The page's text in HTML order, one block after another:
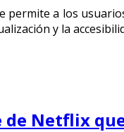
permite a los
y la
de Netflix